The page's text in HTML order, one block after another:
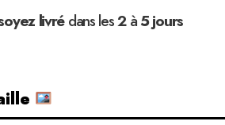
livrédans les2à5 jours